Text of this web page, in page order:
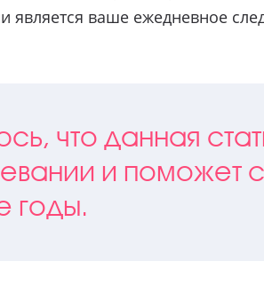
является ваше ежедневное
что данная
и поможет
годы.